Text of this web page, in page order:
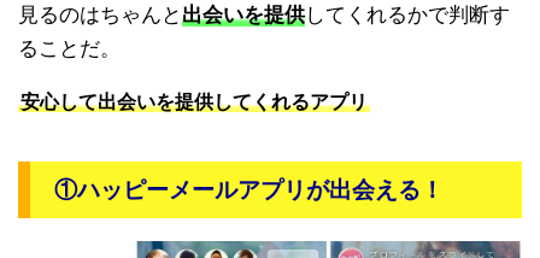
見るのはちゃんと出会いを提供してくれるかで判断す
ることだ。
安心して出会いを提供してくれるアプリ
①ハッピーメールアプリが出会える！